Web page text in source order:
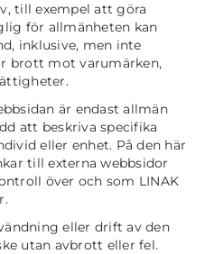
till exempel att göra
för allmänheten kan
inklusive, men inte
brott mot varumärken,
är endast allmän
att beskriva specifika
eller enhet. På den här
till externa webbsidor
över och som LINAK
eller drift av den
utan avbrott eller fel.